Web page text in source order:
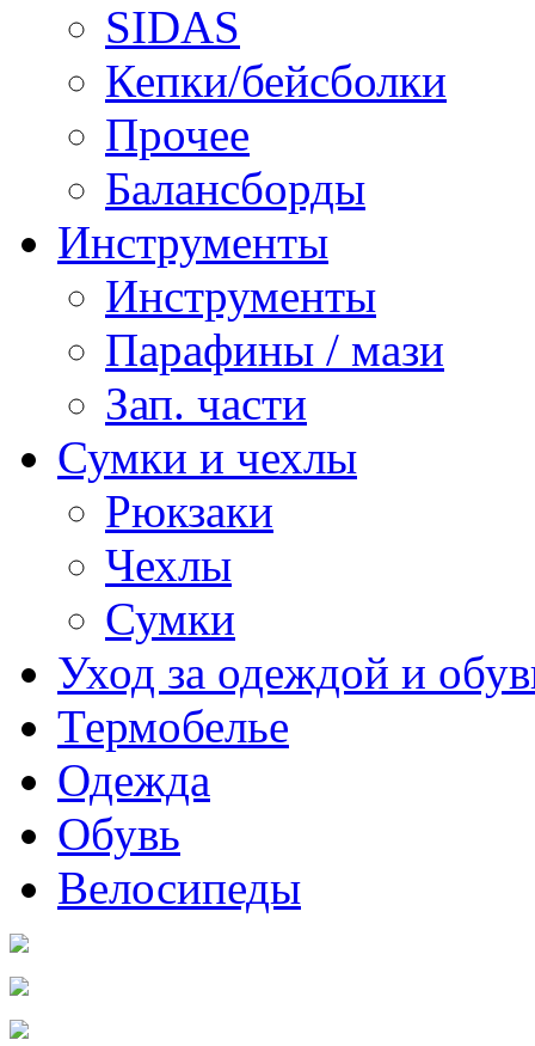
SIDAS
Кепки/бейсболки
Прочее
Балансборды
Инструменты
Инструменты
Парафины / мази
Зап. части
Сумки и чехлы
Рюкзаки
Чехлы
Сумки
Уход за одеждой и
Термобелье
Одежда
Обувь
Велосипеды